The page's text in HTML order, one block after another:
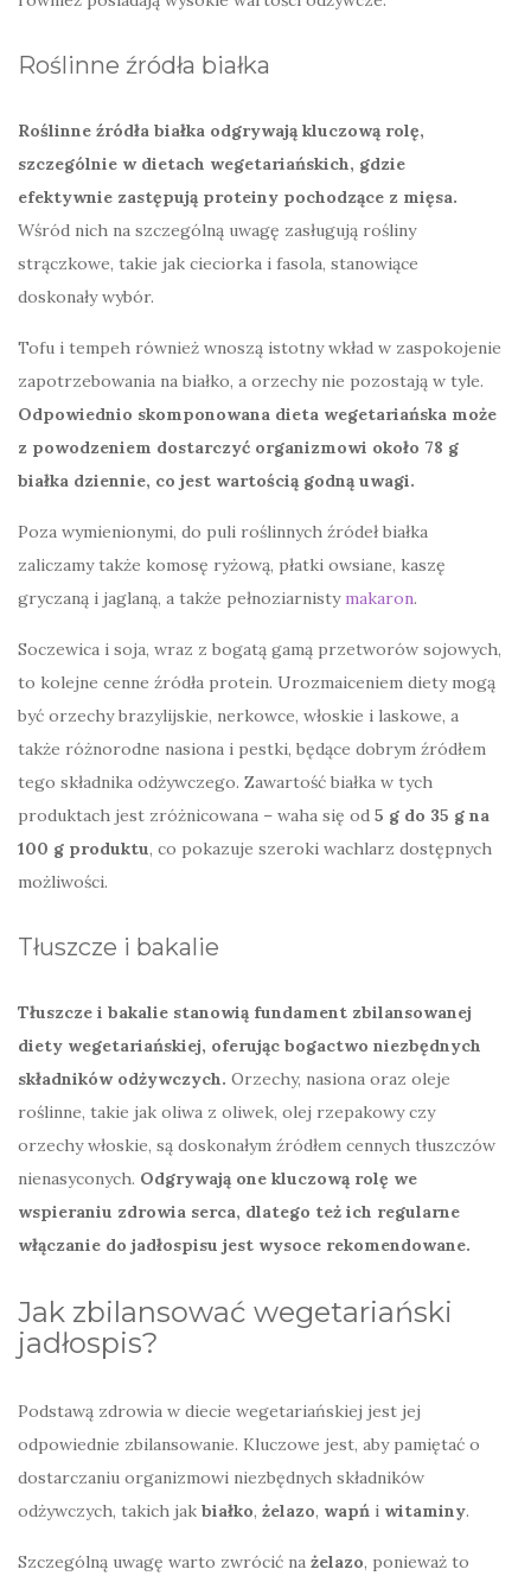
Roślinne źródła białka
Roślinne źródła białka odgrywają kluczową rolę,
szczególnie w dietach wegetariańskich, gdzie
efektywnie zastępują proteiny pochodzące z mięsa.
Wśród nich na szczególną uwagę zasługują rośliny
strączkowe, takie jak cieciorka i fasola, stanowiące
doskonały wybór.
Tofu i tempeh również wnoszą istotny wkład w zaspokojenie
zapotrzebowania na białko, a orzechy nie pozostają w tyle.
Odpowiednio skomponowana dieta wegetariańska może
z powodzeniem dostarczyć organizmowi około 78 g
białka dziennie, co jest wartością godną uwagi.
Poza wymienionymi, do puli roślinnych źródeł białka
zaliczamy także komosę ryżową, płatki owsiane, kaszę
gryczaną i jaglaną, a także pełnoziarnisty makaron.
Soczewica i soja, wraz z bogatą gamą przetworów sojowych,
to kolejne cenne źródła protein. Urozmaiceniem diety mogą
być orzechy brazylijskie, nerkowce, włoskie i laskowe, a
także różnorodne nasiona i pestki, będące dobrym źródłem
tego składnika odżywczego. Zawartość białka w tych
produktach jest zróżnicowana – waha się od 5 g do 35 g na
100 g produktu, co pokazuje szeroki wachlarz dostępnych
możliwości.
Tłuszcze i bakalie
Tłuszcze i bakalie stanowią fundament zbilansowanej
diety wegetariańskiej, oferując bogactwo niezbędnych
składników odżywczych. Orzechy, nasiona oraz oleje
roślinne, takie jak oliwa z oliwek, olej rzepakowy czy
orzechy włoskie, są doskonałym źródłem cennych tłuszczów
nienasyconych. Odgrywają one kluczową rolę we
wspieraniu zdrowia serca, dlatego też ich regularne
włączanie do jadłospisu jest wysoce rekomendowane.
Jak zbilansować wegetariański
jadłospis?
Podstawą zdrowia w diecie wegetariańskiej jest jej
odpowiednie zbilansowanie. Kluczowe jest, aby pamiętać o
dostarczaniu organizmowi niezbędnych składników
odżywczych, takich jak białko, żelazo, wapń i witaminy.
Szczególną uwagę warto zwrócić na żelazo, ponieważ to